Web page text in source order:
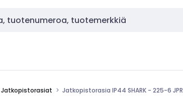
Jatkopistorasiat Jatkopistorasia IP44 SHARK - 225-6